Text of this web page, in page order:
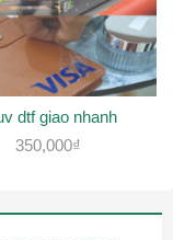
dtf giao nhanh
350,000₫